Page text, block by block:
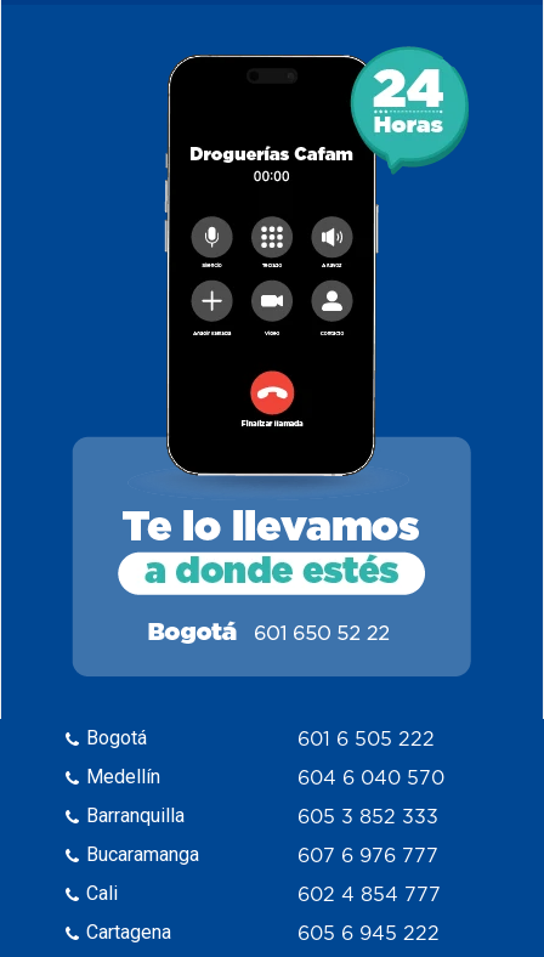
Bogotá
Medellín
Barranquilla
Bucaramanga
Cali
Cartagena
601 6 505 222
604 6 040 570
605 3 852 333
607 6 976 777
602 4 854 777
605 6 945 222